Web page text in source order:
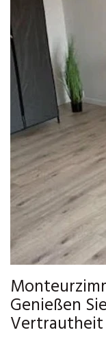
Genießen